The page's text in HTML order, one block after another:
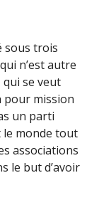
sous trois
n’est autre
se veut
pour mission
un parti
monde tout
associations
le but d’avoir